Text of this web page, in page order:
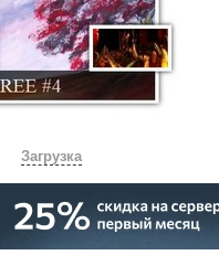
Загрузка
ЗЕРКАЛО ЗЕРКАЛО №2